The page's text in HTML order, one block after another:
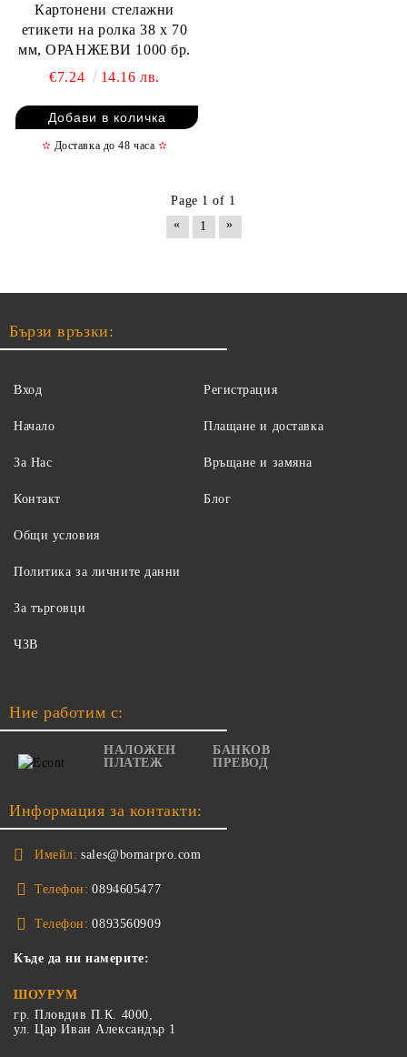
Картонени стелажни
етикети на ролка 38 х 70
мм, ОРАНЖЕВИ 1000 бр.
€7.24
14.16 лв.
✫ Доставка до 48 часа ✫
Page 1 of 1
«
1 »
Бързи връзки:
Вход
Начало
За Нас
Контакт
Регистрация
Плащане и доставка
Връщане и замяна
Блог
Общи условия
Политика за личните данни
За търговци
ЧЗВ
Ние работим с:
НАЛОЖЕН
ПЛАТЕЖ
БАНКОВ
ПРЕВОД
Информация за контакти:
Имейл: sales@bomarpro.com
Телефон: 0894605477
Телефон: 0893560909
Къде да ни намерите:
ШОУРУМ
гр. Пловдив П.К. 4000,
ул. Цар Иван Александър 1